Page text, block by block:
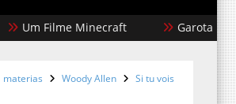
Um Filme Minecraft Garota
materias Woody Allen
Si tu vois